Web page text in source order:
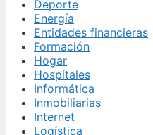
Deporte
Energía
Entidades financieras
Formación
Hogar
Hospitales
Informática
Inmobiliarias
Internet
Logística